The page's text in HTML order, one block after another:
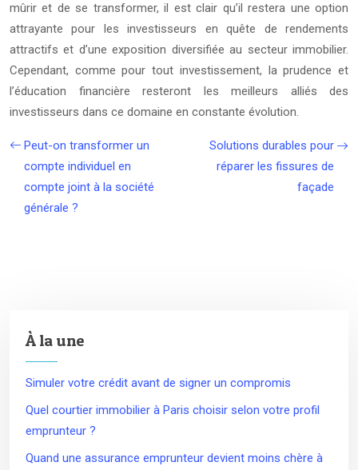
mûrir et de se transformer, il est clair qu’il restera une option
attrayante pour les investisseurs en quête de rendements
attractifs et d’une exposition diversifiée au secteur immobilier.
Cependant, comme pour tout investissement, la prudence et
l’éducation financière resteront les meilleurs alliés des
investisseurs dans ce domaine en constante évolution.
Peut-on transformer un
compte individuel en
compte joint à la société
générale ?
Solutions durables pour
réparer les fissures de
façade
À la une
Simuler votre crédit avant de signer un compromis
Quel courtier immobilier à Paris choisir selon votre profil
emprunteur ?
Quand une assurance emprunteur devient moins chère à